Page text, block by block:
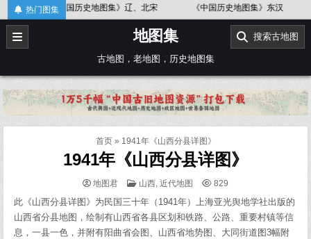
Skip
to
content
热门图集
国历史地图集》辽、北宋 《中国历史地图集》东汉 《中国历史地
地图集
古地图，老地图，历史地图集
搜索古地图
首页» 1941年《山西分县详图》
1941年《山西分县详图》
地图君
POSTED
山西, 近代地图 829
此《山西分县详图》为民国三十年（1941年）上海亚光舆地学社出版的
山西省分县地图，绘制有山西省各县区划和铁路、公路、重要村镇等信
息，一县一色，并附有阳曲省会图、山西省地势图、大同街道图3幅附